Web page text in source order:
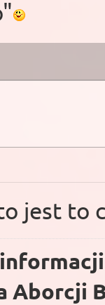
jest to
Aborcji